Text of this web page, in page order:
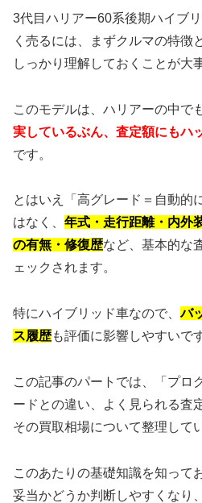
3代目ハリアー60系後期ハイブ
く売るには、まずクルマの特徴
しっかり理解しておくことが大
このモデルは、ハリアーの中で
実しているぶん、査定額にもハ
です。
とはいえ「高グレード＝自動的
はなく、 年式・走行距離・内外
の有無・修復歴など、基本的な
ェックされます。
特にハイブリッド車なので、バ
ス履歴も評価に影響しやすいです
この記事のパートでは、「プロ
ードとの違い、よく見られる査
その買取相場について整理して
このあたりの基礎知識を知って
妥当かどうか判断しやすくなり、